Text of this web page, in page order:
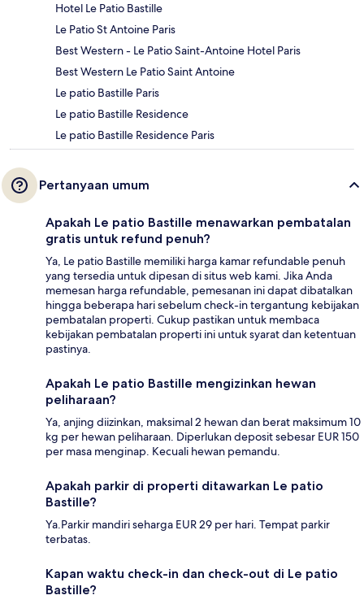
Hotel Le Patio Bastille
Le Patio St Antoine Paris
Best Western - Le Patio Saint-Antoine Hotel Paris
Best Western Le Patio Saint Antoine
Le patio Bastille Paris
Le patio Bastille Residence
Le patio Bastille Residence Paris
Pertanyaan umum
Apakah Le patio Bastille menawarkan pembatalan
gratis untuk refund penuh?
Ya, Le patio Bastille memiliki harga kamar refundable penuh
yang tersedia untuk dipesan di situs web kami. Jika Anda
memesan harga refundable, pemesanan ini dapat dibatalkan
hingga beberapa hari sebelum check-in tergantung kebijakan
pembatalan properti. Cukup pastikan untuk membaca
kebijakan pembatalan properti ini untuk syarat dan ketentuan
pastinya.
Apakah Le patio Bastille mengizinkan hewan
peliharaan?
Ya, anjing diizinkan, maksimal 2 hewan dan berat maksimum 10
kg per hewan peliharaan. Diperlukan deposit sebesar EUR 150
per masa menginap. Kecuali hewan pemandu.
Apakah parkir di properti ditawarkan Le patio
Bastille?
Ya.Parkir mandiri seharga EUR 29 per hari. Tempat parkir
terbatas.
Kapan waktu check-in dan check-out di Le patio
Bastille?